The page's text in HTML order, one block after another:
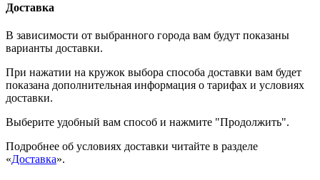
Доставка
В зависимости от выбранного города вам будут показаны
варианты доставки.
При нажатии на кружок выбора способа доставки вам будет
показана дополнительная информация о тарифах и условиях
доставки.
Выберите удобный вам способ и нажмите "Продолжить".
Подробнее об условиях доставки читайте в разделе
«Доставка».